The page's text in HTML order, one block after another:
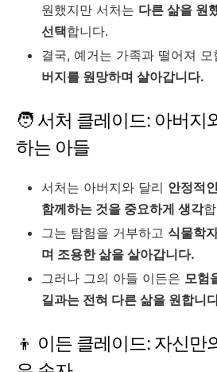
원했지만 서처는 다른 삶을 원
선택합니다.
결국, 예거는 가족과 떨어져 모
버지를 원망하며 살아갑니다.
🧑 서처 클레이드: 아버지
하는 아들
서처는 아버지와 달리 안정적
함께하는 것을 중요하게 생각
그는 탐험을 거부하고 식물학
며 조용한 삶을 살아갑니다.
그러나 그의 아들 이든은 모험
길과는 전혀 다른 삶을 원합니
👦 이든 클레이드: 자신만